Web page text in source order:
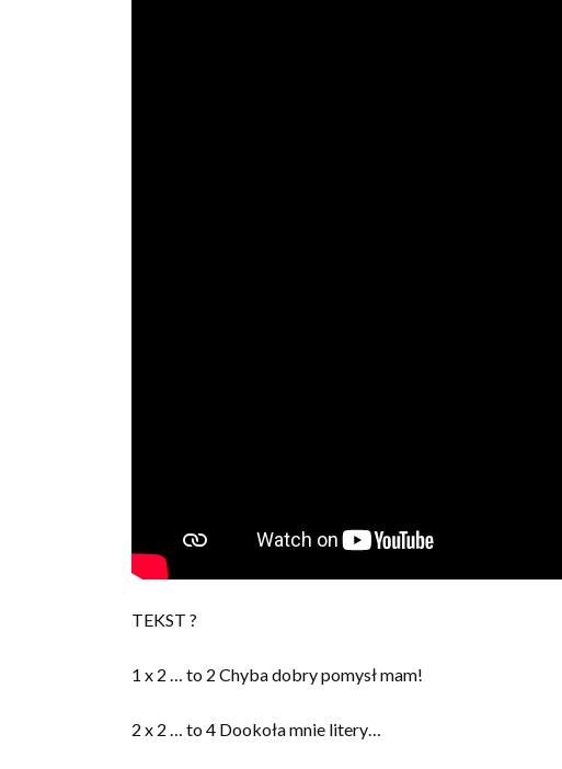
TEKST ?
1 x 2 … to 2 Chyba dobry pomysł mam!
2 x 2 … to 4 Dookoła mnie litery…